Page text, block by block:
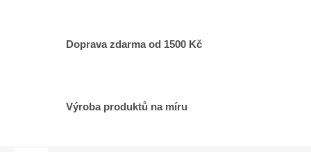
Doprava zdarma od 1500 Kč
Výroba produktů na míru